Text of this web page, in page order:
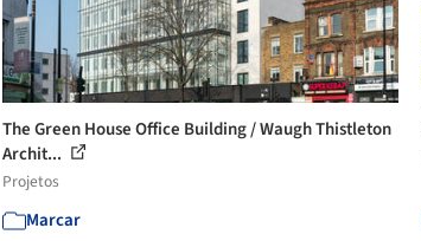
The Green House Office Building / Waugh Thistleton
Archit...
Projetos
Marcar